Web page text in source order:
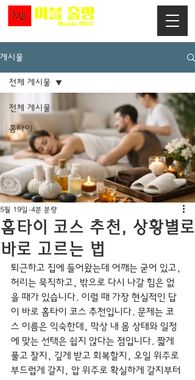
게시물
전체 게시물
홈타이
전체 게시물
홈타이 코스 추천, 상황별로
바로 고르는 법
5월 19일 4분 분량
퇴근하고 집에 들어왔는데 어깨는 굳어 있고,
허리는 묵직하고, 밖으로 다시 나갈 힘은 없
을 때가 있습니다. 이럴 때 가장 현실적인 답
이 바로 홈타이 코스 추천입니다. 문제는 코
스 이름은 익숙한데, 막상 내 몸 상태와 일정
에 맞는 선택은 쉽지 않다는 점입니다. 짧게
풀고 잘지, 깊게 받고 회복할지, 오일 위주로
부드럽게 갈지, 압 위주로 확실하게 갈지부터